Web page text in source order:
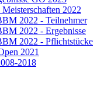
Meisterschaften 2022
2022 - Teilnehmer
2022 - Ergebnisse
2022 - Pflichtstücke
2021
2018